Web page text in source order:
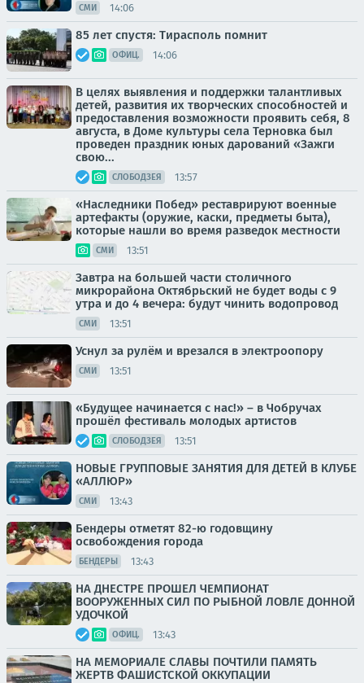
СМИ 14:06
85 лет спустя: Тирасполь помнит
ОФИЦ. 14:06
В целях выявления и поддержки талантливых
детей, развития их творческих способностей и
предоставления возможности проявить себя, 8
августа, в Доме культуры села Терновка был
проведен праздник юных дарований «Зажги
свою...
СЛОБОДЗЕЯ 13:57
«Наследники Побед» реставрируют военные
артефакты (оружие, каски, предметы быта),
которые нашли во время разведок местности
СМИ 13:51
Завтра на большей части столичного
микрорайона Октябрьский не будет воды с 9
утра и до 4 вечера: будут чинить водопровод
СМИ 13:51
Уснул за рулём и врезался в электроопору
СМИ 13:51
«Будущее начинается с нас!» – в Чобручах
прошёл фестиваль молодых артистов
СЛОБОДЗЕЯ 13:51
НОВЫЕ ГРУППОВЫЕ ЗАНЯТИЯ ДЛЯ ДЕТЕЙ В КЛУБЕ
«АЛЛЮР»
СМИ 13:43
Бендеры отметят 82-ю годовщину
освобождения города
БЕНДЕРЫ 13:43
НА ДНЕСТРЕ ПРОШЕЛ ЧЕМПИОНАТ
ВООРУЖЕННЫХ СИЛ ПО РЫБНОЙ ЛОВЛЕ ДОННОЙ
УДОЧКОЙ
ОФИЦ. 13:43
НА МЕМОРИАЛЕ СЛАВЫ ПОЧТИЛИ ПАМЯТЬ
ЖЕРТВ ФАШИСТСКОЙ ОККУПАЦИИ